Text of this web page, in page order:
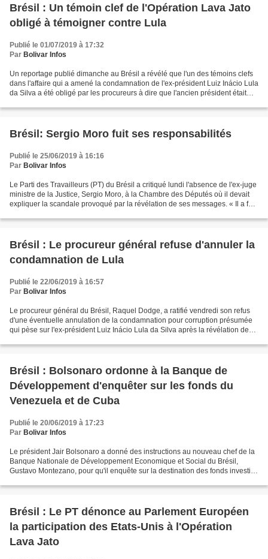
Brésil : Un témoin clef de l'Opération Lava Jato
obligé à témoigner contre Lula
Publié le 01/07/2019 à 17:32
Par Bolivar Infos
Un reportage publié dimanche au Brésil a révélé que l'un des témoins clefs
dans l'affaire qui a amené la condamnation de l'ex-président Luiz Inácio Lula
da Silva a été obligé par les procureurs à dire que l'ancien président était
Brésil: Sergio Moro fuit ses responsabilités
Publié le 25/06/2019 à 16:16
Par Bolivar Infos
Le Parti des Travailleurs (PT) du Brésil a critiqué lundi l'absence de l'ex-juge
ministre de la Justice, Sergio Moro, à la Chambre des Députés où il devait
expliquer la scandale provoqué par la révélation de ses messages. « Il a fui
Brésil : Le procureur général refuse d'annuler la
condamnation de Lula
Publié le 22/06/2019 à 16:57
Par Bolivar Infos
Le procureur général du Brésil, Raquel Dodge, a ratifié vendredi son refus
d'une éventuelle annulation de la condamnation pour corruption présumée
qui pèse sur l'ex-président Luiz Inácio Lula da Silva après la révélation des
Brésil : Bolsonaro ordonne à la Banque de
Développement d'enquêter sur les fonds du
Venezuela et de Cuba
Publié le 20/06/2019 à 17:23
Par Bolivar Infos
Le président Jair Bolsonaro a donné des instructions au nouveau chef de la
Banque Nationale de Développement Economique et Social du Brésil,
Gustavo Montezano, pour qu'il enquête sur la destination des fonds investis
Brésil : Le PT dénonce au Parlement Européen
la participation des Etats-Unis à l'Opération
Lava Jato